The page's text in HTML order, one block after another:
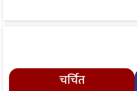
चर्चित